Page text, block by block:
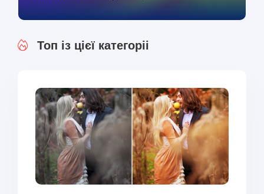
Топ із цієї категоріі